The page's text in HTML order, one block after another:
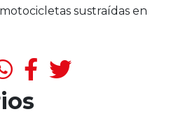
sustraídas en